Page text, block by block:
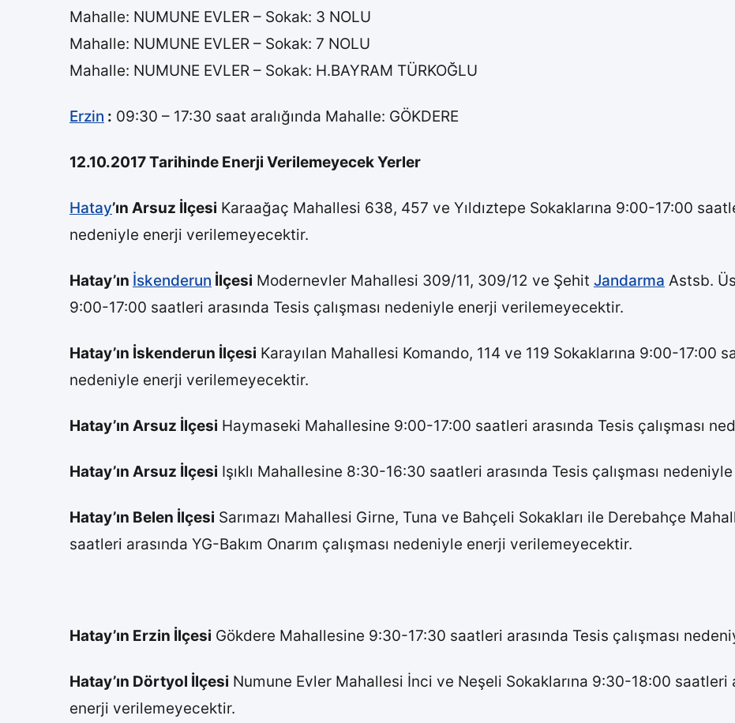
Mahalle: NUMUNE EVLER – Sokak: 3 NOLU
Mahalle: NUMUNE EVLER – Sokak: 7 NOLU
Mahalle: NUMUNE EVLER – Sokak: H.BAYRAM TÜRKOĞLU
Erzin : 09:30 – 17:30 saat aralığında Mahalle: GÖKDERE
12.10.2017 Tarihinde Enerji Verilemeyecek Yerler
Hatay’ın Arsuz İlçesi Karaağaç Mahallesi 638, 457 ve Yıldıztepe Sokaklarına 9:00-17:00
nedeniyle enerji verilemeyecektir.
Hatay’ın İskenderun İlçesi Modernevler Mahallesi 309/11, 309/12 ve Şehit Jandarma Astsb.
9:00-17:00 saatleri arasında Tesis çalışması nedeniyle enerji verilemeyecektir.
Hatay’ın İskenderun İlçesi Karayılan Mahallesi Komando, 114 ve 119 Sokaklarına 9:00-17:00
nedeniyle enerji verilemeyecektir.
Hatay’ın Arsuz İlçesi Haymaseki Mahallesine 9:00-17:00 saatleri arasında Tesis çalışması
Hatay’ın Arsuz İlçesi Işıklı Mahallesine 8:30-16:30 saatleri arasında Tesis çalışması
Hatay’ın Belen İlçesi Sarımazı Mahallesi Girne, Tuna ve Bahçeli Sokakları ile Derebahçe
saatleri arasında YG-Bakım Onarım çalışması nedeniyle enerji verilemeyecektir.
Hatay’ın Erzin İlçesi Gökdere Mahallesine 9:30-17:30 saatleri arasında Tesis çalışması
Hatay’ın Dörtyol İlçesi Numune Evler Mahallesi İnci ve Neşeli Sokaklarına 9:30-18:00 saatleri
enerji verilemeyecektir.